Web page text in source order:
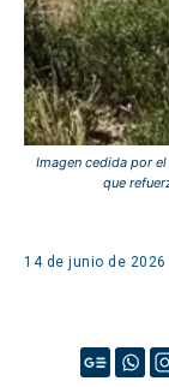
Imagen cedida por
que
14 de junio de 2026